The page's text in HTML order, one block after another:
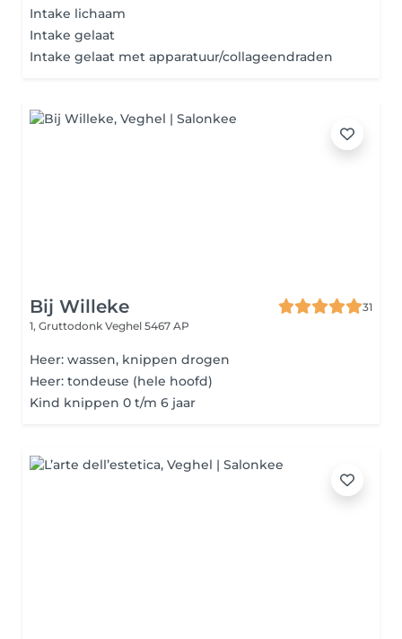
Intake lichaam
Intake gelaat
Intake gelaat met apparatuur/collageendraden
Bij Willeke
31
1, Gruttodonk Veghel 5467 AP
Heer: wassen, knippen drogen
Heer: tondeuse (hele hoofd)
Kind knippen 0 t/m 6 jaar